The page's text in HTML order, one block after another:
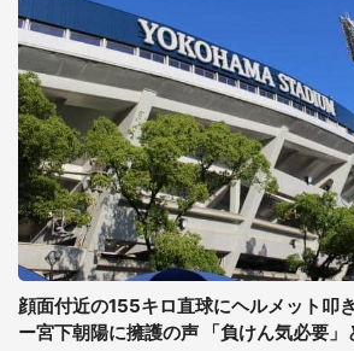
顔面付近の155キロ直球にヘルメット叩
ー宮下朝陽に擁護の声 「負けん気必要」